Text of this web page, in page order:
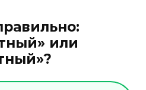
или